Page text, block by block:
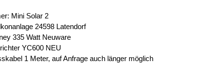
Mini Solar 2
24598 Latendorf
335 Watt Neuware
YC600 NEU
1 Meter, auf Anfrage auch länger möglich